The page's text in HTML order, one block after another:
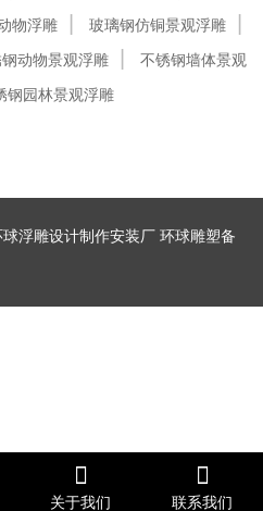
物浮雕
玻璃钢仿铜景观浮雕
动物景观浮雕
不锈钢墙体景观
钢园林景观浮雕
浮雕设计制作安装厂 环球雕塑备
关于我们 联系我们